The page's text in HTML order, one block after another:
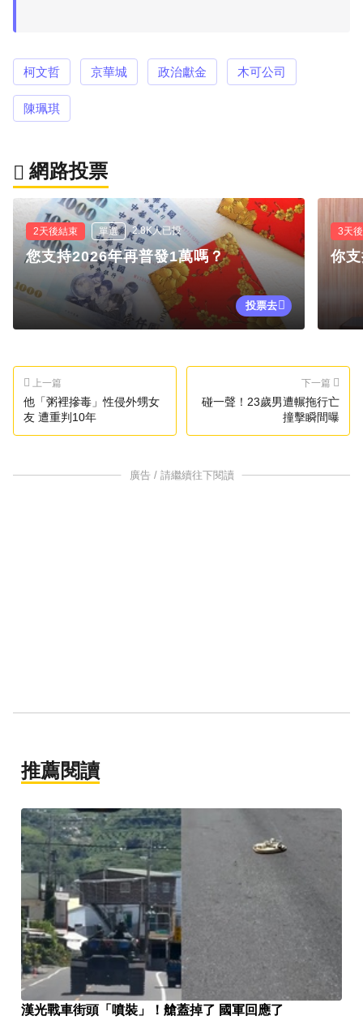
柯文哲 京華城 政治獻金 木可公司
陳珮琪
網路投票
2天後結束 單選 2.8K人已投
您支持2026年再普發1萬嗎？
投票去
3天
你
上一篇
他「粥裡摻毒」性侵外甥女
友 遭重判10年
下一篇
碰一聲！23歲男遭輾拖行亡
撞擊瞬間曝
廣告 / 請繼續往下閱讀
推薦閱讀
漢光戰車街頭「噴裝」！艙蓋掉了 國軍回應了